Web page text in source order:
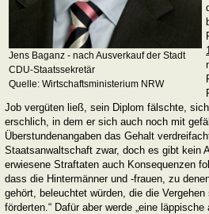
Jens Baganz - nach Ausverkauf der Stadt
CDU-Staatssekretär
Quelle: Wirtschaftsministerium NRW
Job vergüten ließ, sein Diplom fälschte,
erschlich, in dem er sich auch noch mit
Überstundenangaben das Gehalt
Staatsanwaltschaft zwar, doch es gibt kein
erwiesene Straftaten auch Konsequenzen
dass die Hintermänner und -frauen, zu
gehört, beleuchtet würden, die die
förderten.“ Dafür aber werde „eine läppische